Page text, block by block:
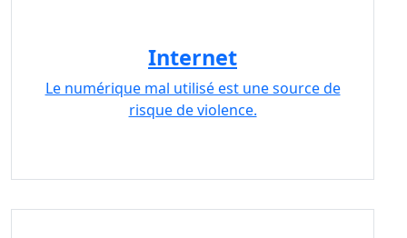
Internet
Le numérique mal utilisé est une source de
risque de violence.